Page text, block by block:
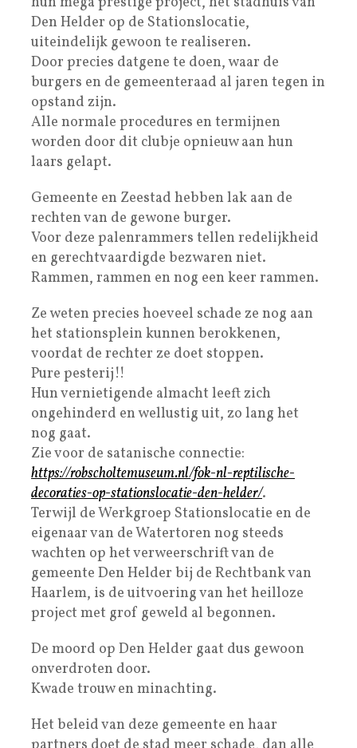
Den Helder op de Stationslocatie,
uiteindelijk gewoon te realiseren.
Door precies datgene te doen, waar de
burgers en de gemeenteraad al jaren tegen in
opstand zijn.
Alle normale procedures en termijnen
worden door dit clubje opnieuw aan hun
laars gelapt.
Gemeente en Zeestad hebben lak aan de
rechten van de gewone burger.
Voor deze palenrammers tellen redelijkheid
en gerechtvaardigde bezwaren niet.
Rammen, rammen en nog een keer rammen.
Ze weten precies hoeveel schade ze nog aan
het stationsplein kunnen berokkenen,
voordat de rechter ze doet stoppen.
Pure pesterij!!
Hun vernietigende almacht leeft zich
ongehinderd en wellustig uit, zo lang het
nog gaat.
Zie voor de satanische connectie:
https://robscholtemuseum.nl/fok-nl-reptilische-
decoraties-op-stationslocatie-den-helder/.
Terwijl de Werkgroep Stationslocatie en de
eigenaar van de Watertoren nog steeds
wachten op het verweerschrift van de
gemeente Den Helder bij de Rechtbank van
Haarlem, is de uitvoering van het heilloze
project met grof geweld al begonnen.
De moord op Den Helder gaat dus gewoon
onverdroten door.
Kwade trouw en minachting.
Het beleid van deze gemeente en haar